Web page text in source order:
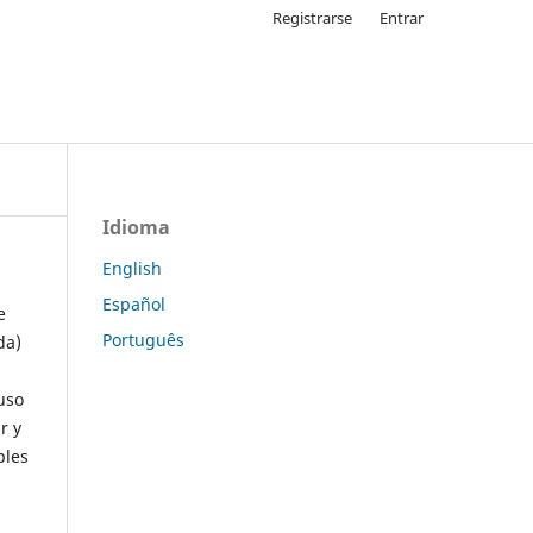
Registrarse Entrar
y
Idioma
English
Español
Português